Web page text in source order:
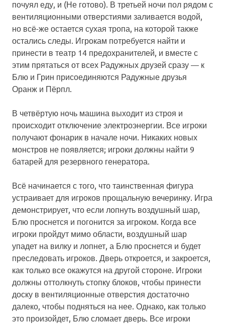
почуял еду, и (Не готово). В третьей ночи пол рядом с
вентиляционными отверстиями заливается водой,
но всё-же остается сухая тропа, на которой также
остались следы. Игрокам потребуется найти и
принести в театр 14 предохранителей, и вместе с
этим прятаться от всех Радужных друзей сразу — к
Блю и Грин присоединяются Радужные друзья
Оранж и Пёрпл.
В четвёртую ночь машина выходит из строя и
происходит отключение электроэнергии. Все игроки
получают фонарик в начале ночи. Никаких новых
монстров не появляется; игроки должны найти 9
батарей для резервного генератора.
Всё начинается с того, что таинственная фигура
устраивает для игроков прощальную вечеринку. Игра
демонстрирует, что если лопнуть воздушный шар,
Блю проснется и погонится за игроком. Когда все
игроки пройдут мимо области, воздушный шар
упадет на вилку и лопнет, а Блю проснется и будет
преследовать игроков. Дверь откроется, и закроется,
как только все окажутся на другой стороне. Игроки
должны оттолкнуть стопку блоков, чтобы принести
доску в вентиляционные отверстия достаточно
далеко, чтобы подняться на нее. Однако, как только
это произойдет, Блю сломает дверь. Все игроки